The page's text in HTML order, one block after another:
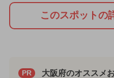
このスポットの
PR 大阪府のオススメ